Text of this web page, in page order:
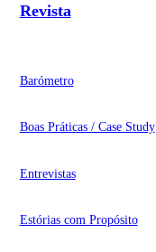
Revista
Barómetro
Boas Práticas / Case Study
Entrevistas
Estórias com Propósito